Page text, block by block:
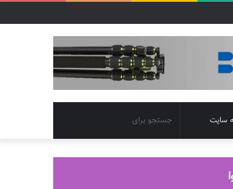
برای
تغییر
پوسته
سایت